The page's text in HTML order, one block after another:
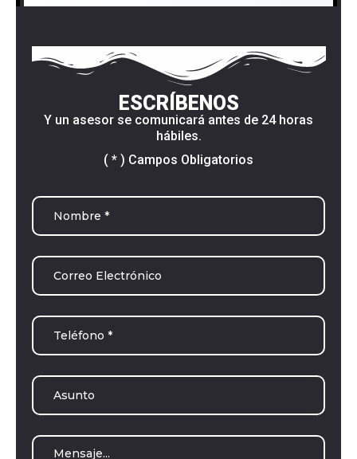
ESCRÍBENOS
Y un asesor se comunicará antes de 24 horas
hábiles.
( * ) Campos Obligatorios